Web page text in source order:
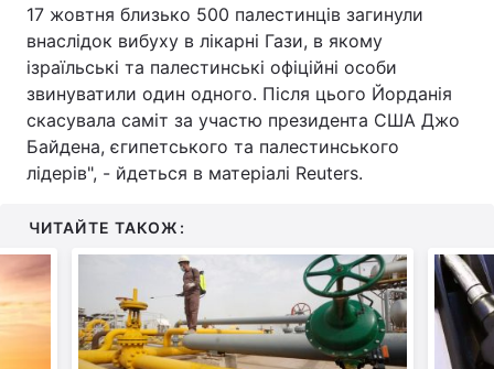
17 жовтня близько 500 палестинців загинули
внаслідок вибуху в лікарні Гази, в якому
ізраїльські та палестинські офіційні особи
звинуватили один одного. Після цього Йорданія
скасувала саміт за участю президента США Джо
Байдена, єгипетського та палестинського
лідерів", - йдеться в матеріалі Reuters.
ЧИТАЙТЕ ТАКОЖ: